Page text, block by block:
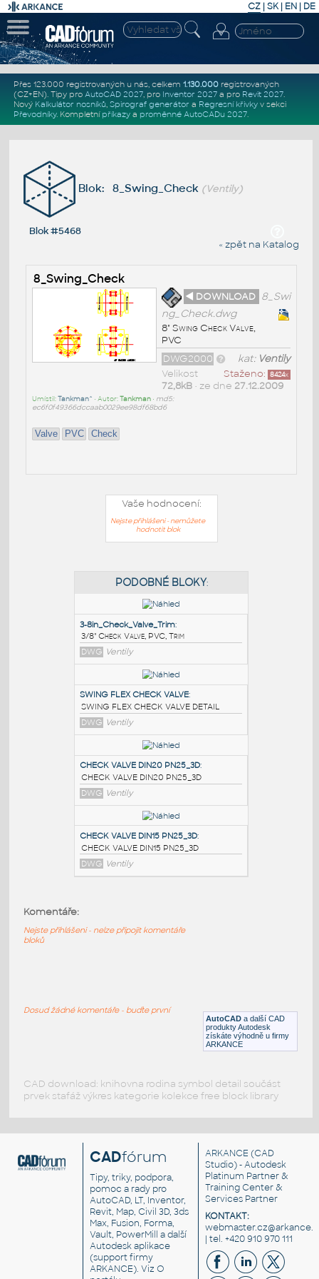
CZ | SK| EN | DE
Přes 123.000 registrovaných u nás, celkem 1.130.000registrovaných
(CZ+EN). Tipy pro AutoCAD 2027, pro Inventor 2027a pro Revit 2027.
Nový Kalkulátor nosníků, Spirograf generátor a Regresní křivkyv sekci
Převodníky. Kompletní příkazya proměnné AutoCADu 2027.
Blok: 8_Swing_Check (Ventily)
Blok #5468
« zpět na Katalog
8_Swing_Check
◄ DOWNLOAD 8_Swi
ng_Check.dwg
8" Swing Check Valve,
PVC
kat: Ventily
DWG2000
Staženo: 8424x
Velikost
72,8kB• ze dne 27.12.2009
Umístil:Tankman^ • Autor:Tankman• md5:
ec6f0f49366dccaab0029ee98df68bd6
Valve PVC Check
Vaše hodnocení:
Nejste přihlášeni - nemůžete
hodnotit blok
PODOBNÉ BLOKY:
3-8in_Check_Valve_Trim:
3/8" Check Valve, PVC, Trim
DWG Ventily
SWING FLEX CHECK VALVE
SWING FLEX CHECK VALVE DETAIL
DWG Ventily
DWG Ventily
DWG
Ventily AutoCAD a další CAD
produkty Autodesk
získáte výhodně u firmy
ARKANCE
Komentáře:
Nejste přihlášeni - nelze připojit komentáře
bloků
Dosud žádné komentáře - buďte první
CAD download: knihovna rodina symbol detail součást
prvek stafáž výkres kategorie kolekce free block library
CADfórum
Tipy, triky, podpora,
pomoc a rady pro
AutoCAD, LT, Inventor,
Revit, Map, Civil 3D, 3ds
Max, Fusion, Forma,
Vault, PowerMill a další
Autodesk aplikace
(support firmy
ARKANCE). VizO
ARKANCE (CAD
Studio) - Autodesk
Platinum Partner &
Training Center &
Services Partner
KONTAKT:
| tel. +420 910 970 111